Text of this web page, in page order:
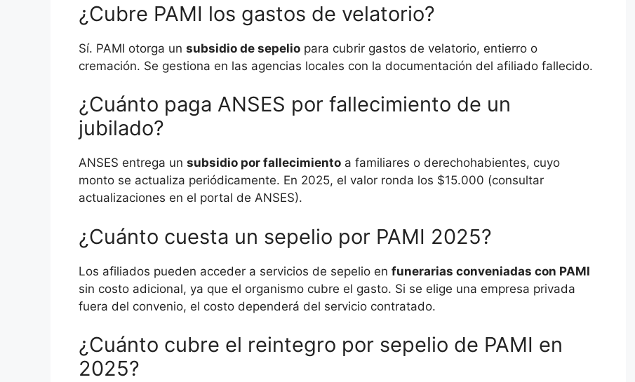
¿Cubre PAMI los gastos de velatorio?
Sí. PAMI otorga un subsidio de sepelio para cubrir gastos de velatorio, entierro o
cremación. Se gestiona en las agencias locales con la documentación del afiliado fallecido.
¿Cuánto paga ANSES por fallecimiento de un
jubilado?
ANSES entrega un subsidio por fallecimiento a familiares o derechohabientes, cuyo
monto se actualiza periódicamente. En 2025, el valor ronda los $15.000 (consultar
actualizaciones en el portal de ANSES).
¿Cuánto cuesta un sepelio por PAMI 2025?
Los afiliados pueden acceder a servicios de sepelio en funerarias conveniadas con PAMI
sin costo adicional, ya que el organismo cubre el gasto. Si se elige una empresa privada
fuera del convenio, el costo dependerá del servicio contratado.
¿Cuánto cubre el reintegro por sepelio de PAMI en
2025?